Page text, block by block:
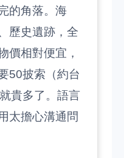
的角落。海
歷史遺跡，全
價相對便宜，
50披索（約台
貴多了。語言
太擔心溝通問